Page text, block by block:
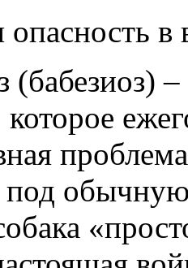
в
(бабезиоз)
которое
под